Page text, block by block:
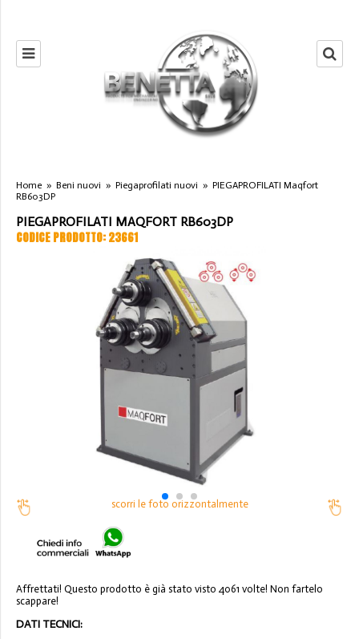
Home » Beni nuovi » Piegaprofilati nuovi » PIEGAPROFILATI Maqfort
RB603DP
PIEGAPROFILATI MAQFORT RB603DP
CODICE PRODOTTO: 23661
scorri le foto orizzontalmente
Affrettati! Questo prodotto è già stato visto 4061 volte! Non fartelo
scappare!
DATI TECNICI: